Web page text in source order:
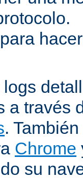
a través
.
Chrome
su